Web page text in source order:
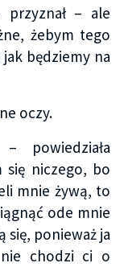
– ale
żebym tego
będziemy na
oczy.
powiedziała
się niczego, bo
mnie żywą, to
ode mnie
się, ponieważ ja
chodzi ci o